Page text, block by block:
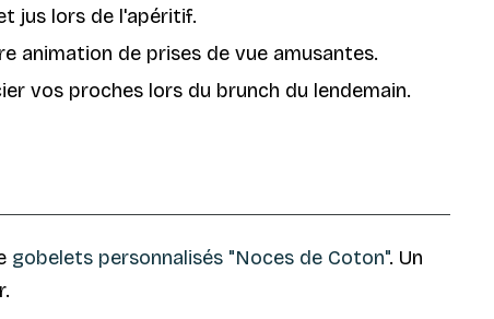
jus lors de l'apéritif.
animation de prises de vue amusantes.
vos proches lors du brunch du lendemain.
gobelets personnalisés "Noces de Coton". Un